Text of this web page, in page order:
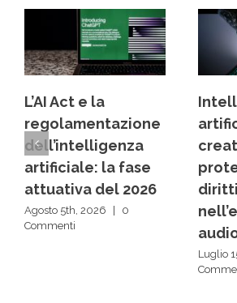
L’AI Act e la
regolamentazione
dell’intelligenza
artificiale: la fase
attuativa del 2026
Agosto 5th, 2026
0
Commenti
diritti
Luglio